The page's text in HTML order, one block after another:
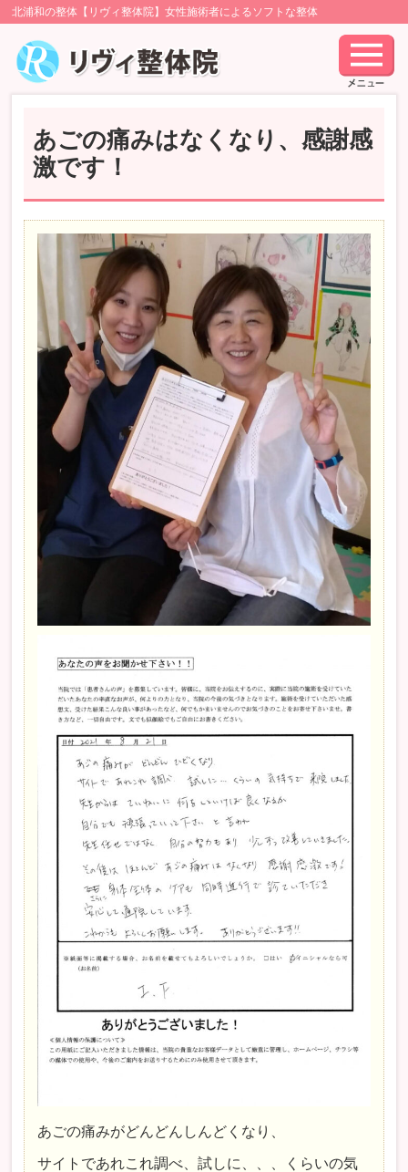
北浦和の整体【リヴィ整体院】女性施術者によるソフトな整体
あごの痛みはなくなり、感謝感
激です！
あごの痛みがどんどんしんどくなり、
サイトであれこれ調べ、試しに、、、くらいの気